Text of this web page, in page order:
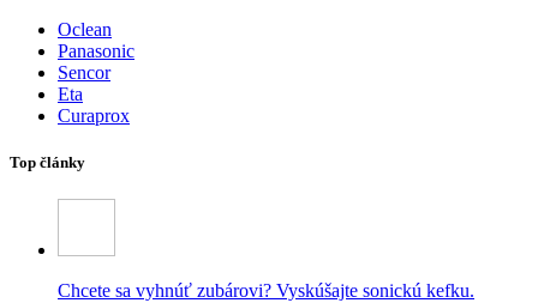
Oclean
Panasonic
Sencor
Eta
Curaprox
Top články
Chcete sa vyhnúť zubárovi? Vyskúšajte sonickú kefku.